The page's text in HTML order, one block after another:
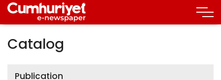
Catalog
Publication